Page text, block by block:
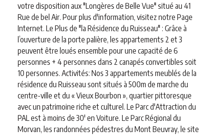
votre disposition aux "Longères de Belle Vue" situé au 41
Rue de bel Air. Pour plus d'information, visitez notre Page
Internet. Le Plus de "la Résidence du Ruisseau" : Grâce à
l’ouverture de la porte palière, les appartements 2 et 3
peuvent être loués ensemble pour une capacité de 6
personnes + 4 personnes dans 2 canapés convertibles soit
10 personnes. Activités: Nos 3 appartements meublés de la
résidence du Ruisseau sont situés à 500m de marche du
centre-ville et du « Vieux Bourbon », quartier pittoresque
avec un patrimoine riche et culturel. Le Parc d'Attraction du
PAL est à moins de 30' en Voiture. Le Parc Régional du
Morvan, les randonnées pédestres du Mont Beuvray, le site